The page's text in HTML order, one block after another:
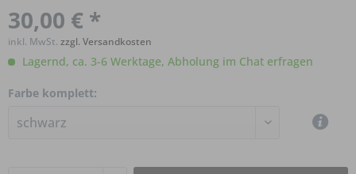
30,00 € *
inkl. MwSt. zzgl. Versandkosten
Lagernd, ca. 3-6 Werktage, Abholung im Chat erfragen
Farbe komplett: